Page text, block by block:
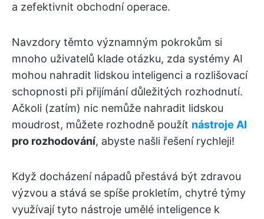
a zefektivnit obchodní operace.
Navzdory těmto významným pokrokům si
mnoho uživatelů klade otázku, zda systémy AI
mohou nahradit lidskou inteligenci a rozlišovací
schopnosti při přijímání důležitých rozhodnutí.
Ačkoli (zatím) nic nemůže nahradit lidskou
moudrost, můžete rozhodně použít nástroje AI
pro rozhodování, abyste našli řešení rychleji!
Když docházení nápadů přestává být zdravou
výzvou a stává se spíše prokletím, chytré týmy
využívají tyto nástroje umělé inteligence k